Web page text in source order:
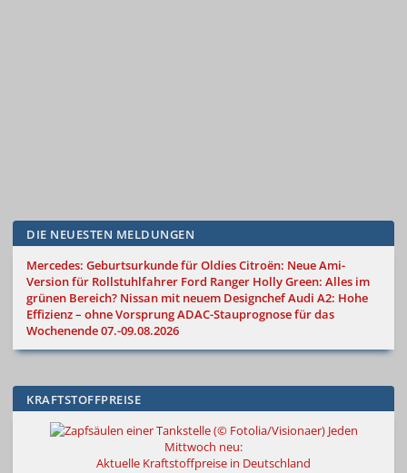
DIE NEUESTEN MELDUNGEN
Mercedes: Geburtsurkunde für OldiesCitroën: Neue Ami-
Version für Rollstuhlfahrer Ford Ranger Holly Green: Alles im
grünen Bereich? Nissan mit neuem DesignchefAudi A2: Hohe
Effizienz – ohne VorsprungADAC-Stauprognose für das
Wochenende 07.-09.08.2026
KRAFTSTOFFPREISE
Jeden
Mittwoch neu:
Aktuelle Kraftstoffpreise in Deutschland